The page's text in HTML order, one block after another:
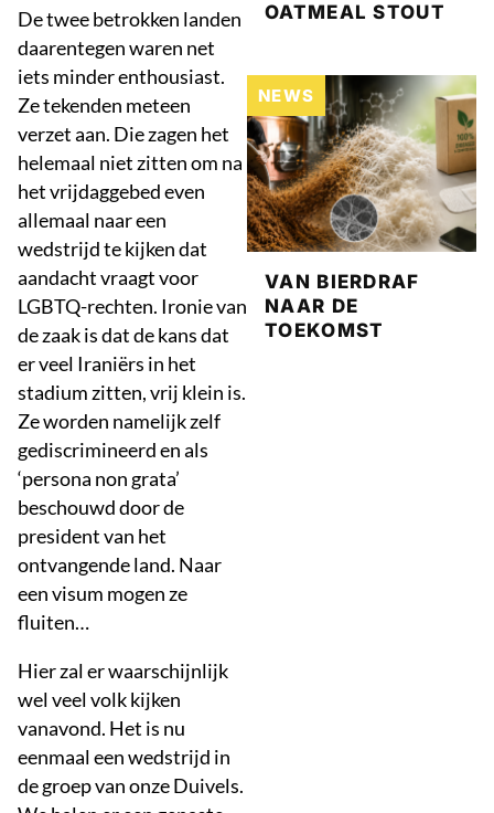
De twee betrokken landen
daarentegen waren net
iets minder enthousiast.
Ze tekenden meteen
verzet aan. Die zagen het
helemaal niet zitten om na
het vrijdaggebed even
allemaal naar een
wedstrijd te kijken dat
aandacht vraagt voor
LGBTQ-rechten. Ironie van
de zaak is dat de kans dat
er veel Iraniërs in het
stadium zitten, vrij klein is.
Ze worden namelijk zelf
gediscrimineerd en als
‘persona non grata’
beschouwd door de
president van het
ontvangende land. Naar
een visum mogen ze
fluiten…
Hier zal er waarschijnlijk
wel veel volk kijken
vanavond. Het is nu
eenmaal een wedstrijd in
de groep van onze Duivels.
OATMEAL STOUT
NEWS
VAN BIERDRAF
NAAR DE
TOEKOMST